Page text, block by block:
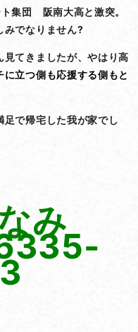
集団 阪南大高と激突。
でなりません?
てきましたが、やはり高
立つ側も応援する側もと
で帰宅した我が家でし
み